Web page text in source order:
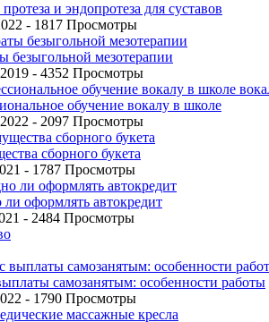
и эндопротеза для суставов
- 1817 Просмотры
безыгольной мезотерапии
- 4352 Просмотры
обучение вокалу в школе
- 2097 Просмотры
сборного букета
- 1787 Просмотры
оформлять автокредит
- 2484 Просмотры
самозанятым: особенности работы
- 1790 Просмотры